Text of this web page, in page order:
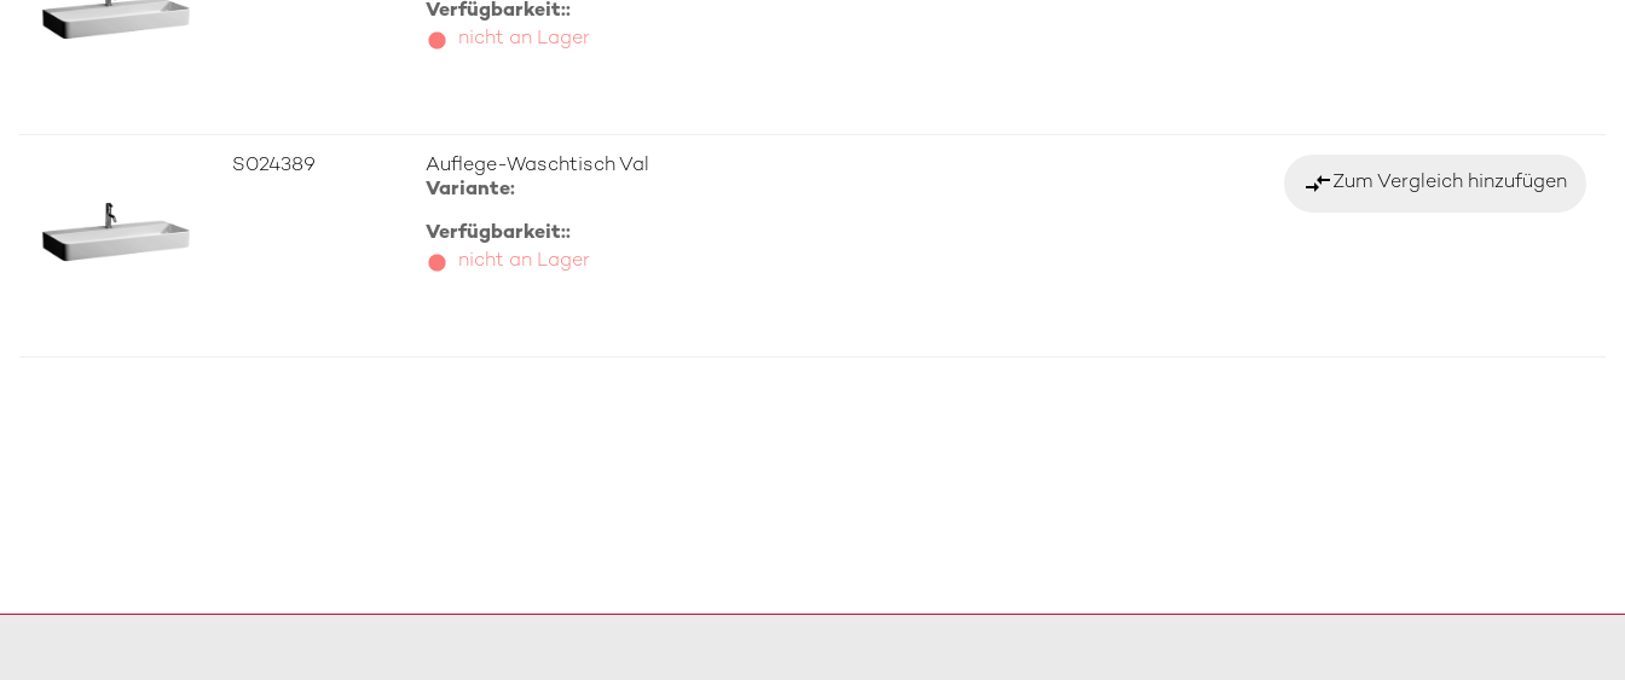
Verfügbarkeit::
nicht an Lager
S024389
Auflege-Waschtisch Val
Variante:
Verfügbarkeit::
nicht an Lager
compare_arrowsZum Vergleich hinzufügen